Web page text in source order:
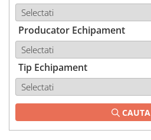
1.1.3. Embleme & Abtibilduri
1.1.4. Climatizare si accesorii
1.2. Piese cu Prindere în 3
Puncte si mecanism de ridicare
1.2.1. Prindere in 3 puncte
1.2.2. Mecanism de ridicare -
Tiranti si accesorii
Producator Echipament
Tip Echipament
CAUTA